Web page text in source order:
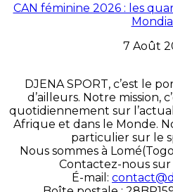
CAN féminine 2026 : les
7 Août
DJENA SPORT, c’est le
d’ailleurs. Notre mission,
quotidiennement sur
Afrique et dans le Monde.
particulier sur le
Nous sommes à
Contactez-nous sur
É-mail: